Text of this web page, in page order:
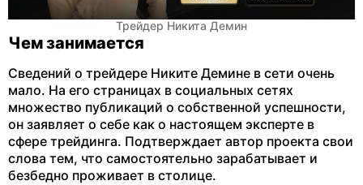
Трейдер Никита Демин
Чем занимается
Сведений о трейдере Никите Демине в сети очень
мало. На его страницах в социальных сетях
множество публикаций о собственной успешности,
он заявляет о себе как о настоящем эксперте в
сфере трейдинга. Подтверждает автор проекта свои
слова тем, что самостоятельно зарабатывает и
безбедно проживает в столице.